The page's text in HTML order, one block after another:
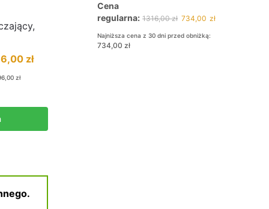
złAktualna
zł
Cena
regularna: 1316,00zł Pierwotna
wynosiła:
734,00 złAktualna
Najniższa cena z 30 dni przed obniżką:
734,00zł